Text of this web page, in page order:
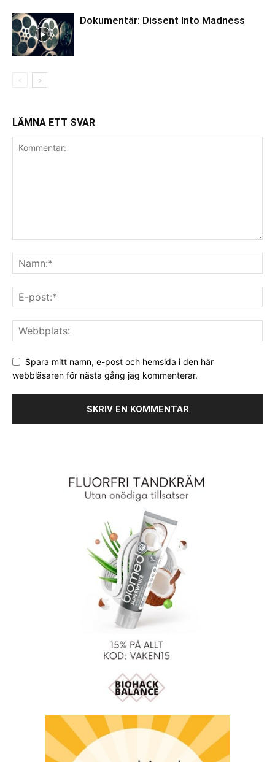
Dokumentär: Dissent Into Madness
LÄMNA ETT SVAR
Spara mitt namn, e-post och hemsida i den här
webbläsaren för nästa gång jag kommenterar.